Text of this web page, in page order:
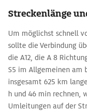
Streckenlänge
Um möglichst schnell
sollte die Verbindung
die A12, die A 8
S5 im Allgemeinen am
insgesamt 625 km
h und 46 min rechnen,
Umleitungen auf der